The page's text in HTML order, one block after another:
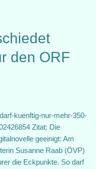
den ORF
kuenftig-nur-mehr-350-
Zitat: Die
geeinigt: Am
Susanne Raab (ÖVP)
die Eckpunkte. So darf